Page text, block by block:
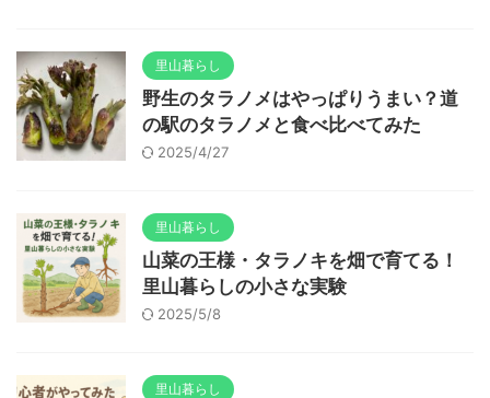
里山暮らし
野生のタラノメはやっぱりうまい？道
の駅のタラノメと食べ比べてみた
2025/4/27
里山暮らし
山菜の王様・タラノキを畑で育てる！
里山暮らしの小さな実験
2025/5/8
里山暮らし